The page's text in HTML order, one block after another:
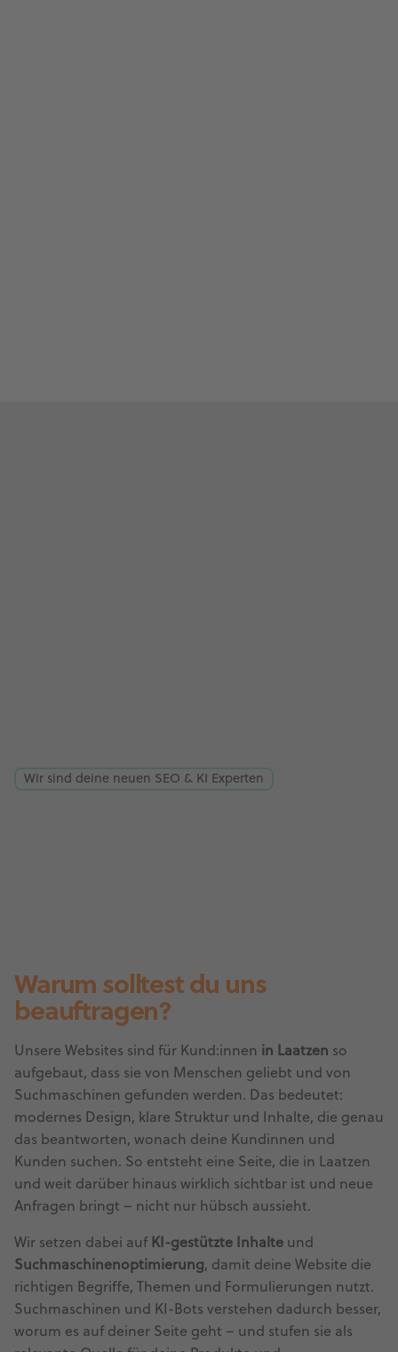
Wir sind deine neuen SEO & KI Experten
Warum solltest du uns
beauftragen?
Unsere Websites sind für Kund:innen in Laatzen so
aufgebaut, dass sie von Menschen geliebt und von
Suchmaschinen gefunden werden. Das bedeutet:
modernes Design, klare Struktur und Inhalte, die genau
das beantworten, wonach deine Kundinnen und
Kunden suchen. So entsteht eine Seite, die in Laatzen
und weit darüber hinaus wirklich sichtbar ist und neue
Anfragen bringt – nicht nur hübsch aussieht.
Wir setzen dabei auf KI-gestützte Inhalte und
Suchmaschinenoptimierung, damit deine Website die
richtigen Begriffe, Themen und Formulierungen nutzt.
Suchmaschinen und KI-Bots verstehen dadurch besser,
worum es auf deiner Seite geht – und stufen sie als